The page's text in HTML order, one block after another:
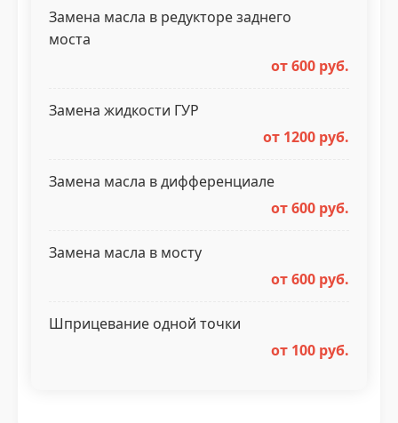
Замена масла в редукторе заднего
моста
от 600 руб.
Замена жидкости ГУР
от 1200 руб.
Замена масла в дифференциале
от 600 руб.
Замена масла в мосту
от 600 руб.
Шприцевание одной точки
от 100 руб.